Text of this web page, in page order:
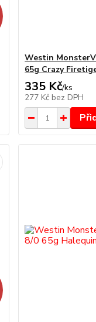
Westin
65g Crazy
335 Kč/ks
277 Kč bez DPH